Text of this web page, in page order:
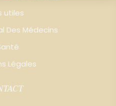
utiles
Des Médecins
Légales